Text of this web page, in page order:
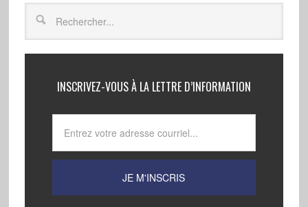
INSCRIVEZ-VOUS À LA LETTRE D’INFORMATION